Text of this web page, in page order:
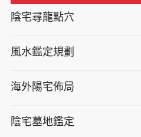
陰宅尋龍點穴
風水鑑定規劃
海外陽宅佈局
陰宅墓地鑑定